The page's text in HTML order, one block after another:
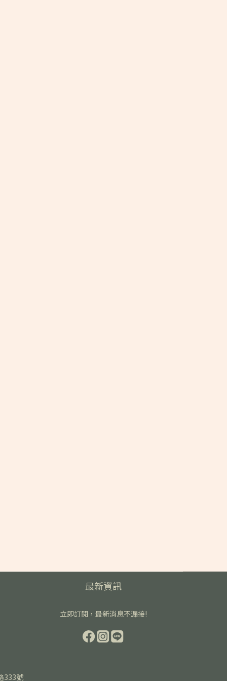
333號
最新資訊
立即訂閱，最新消息不漏接!